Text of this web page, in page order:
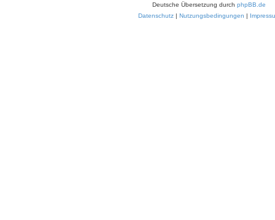
Deutsche Übersetzung durch phpBB.de
Datenschutz| Nutzungsbedingungen |